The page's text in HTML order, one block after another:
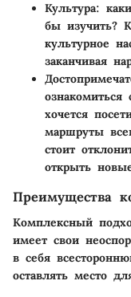
Культура:
бы изучить?
культурное
заканчивая
хочется
маршруты
стоит
открыть
Преимущества
Комплексный
имеет свои
в себя
оставлять место